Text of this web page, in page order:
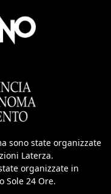
sono state organizzate
Laterza.
organizzate in
Sole 24 Ore.